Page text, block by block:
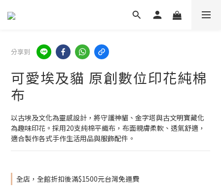
分享到
可愛埃及貓 原創數位印花純棉
布
以古埃及文化為靈感設計，將守護神貓、金字塔與古文明寶藏化
為趣味印花。採用20支純棉平織布，布面親膚柔軟、透氣舒適，
適合製作各式手作生活用品與服飾配件。
全店，全館折扣後滿$1500元台灣免運費